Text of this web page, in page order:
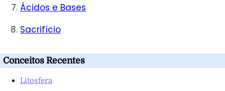
Ácidos e Bases
Sacrifício
Conceitos Recentes
Litosfera